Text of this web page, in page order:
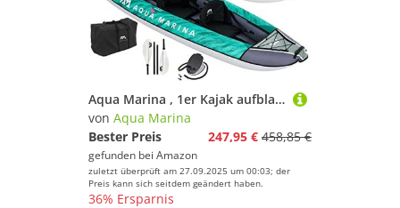
Aqua Marina , 1er Kajak aufblasbar im Set Laxo-285 2022 9‘4“ 1 Person Paddelboot Kanu mit Paddel, Pumpe, Rucksack 285 x 90 cm
von Aqua Marina
Bester Preis
247,95 € 458,85 €
gefunden bei Amazon
zuletzt überprüft am 27.09.2025 um 00:03; der
Preis kann sich seitdem geändert haben.
36% Ersparnis